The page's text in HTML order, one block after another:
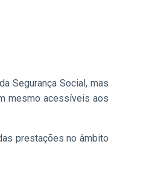
Segurança Social, mas
mesmo acessíveis aos
prestações no âmbito